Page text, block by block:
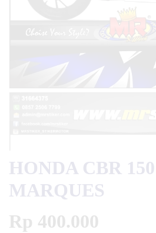
HONDA CBR
MARQUES
Rp 400.000